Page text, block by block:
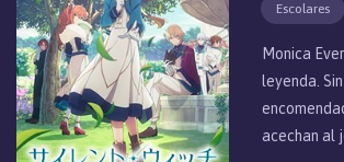
Escolares
Monica
leyenda.
acechan al